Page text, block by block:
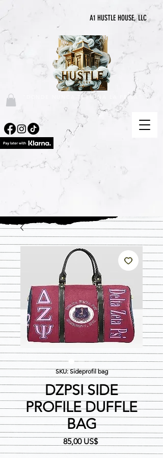
A1 HUSTLE HOUSE, LLC
"DONDE NUNCA TERMINA LA PRISA"
SKU: Sideprofil bag
DZPSI SIDE
PROFILE DUFFLE
BAG
85,00 US$Precio